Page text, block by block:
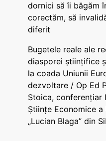
dornici să îi băgăm
corectăm, să
diferit
Bugetele reale ale
diasporei științifice
la coada Uniunii
dezvoltare / Op Ed
Stoica, conferențiar
Științe Economice
„Lucian Blaga” din